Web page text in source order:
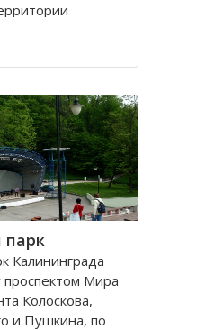
сооружения
западный
Ежегодно сюда
Калининграда
Мира
Колоскова,
и Пушкина, по